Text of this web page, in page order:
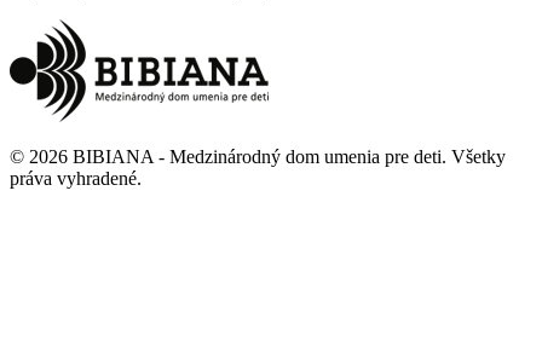
© 2026 BIBIANA - Medzinárodný dom umenia pre deti. Všetky
práva vyhradené.